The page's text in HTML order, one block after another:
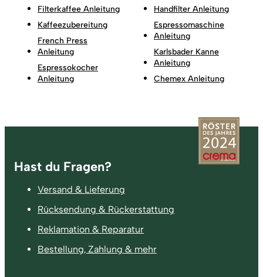
Filterkaffee Anleitung
Kaffeezubereitung
French Press
Anleitung
Espressokocher
Anleitung
Handfilter Anleitung
Espressomaschine
Anleitung
Karlsbader Kanne
Anleitung
Chemex Anleitung
Fußzeile
Hast du Fragen?
Versand & Lieferung
Rücksendung & Rückerstattung
Reklamation & Reparatur
Bestellung, Zahlung & mehr